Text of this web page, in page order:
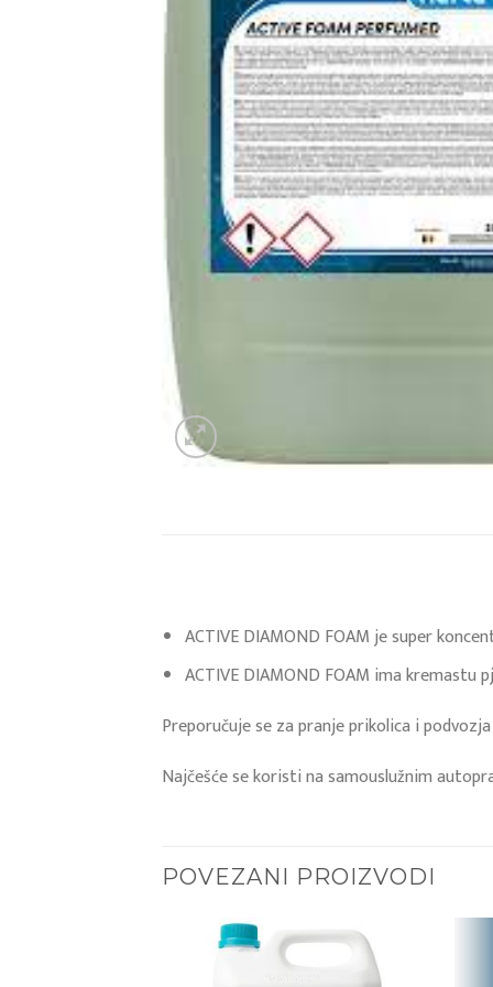
ACTIVE DIAMOND FOAM je super
ACTIVE DIAMOND FOAM ima
Preporučuje se za pranje prikolica i
Najčešće se koristi na samouslužnim
POVEZANI PROIZVODI
Add to